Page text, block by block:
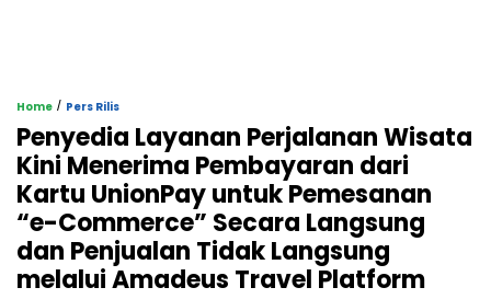
Home / Pers Rilis
Penyedia Layanan Perjalanan Wisata
Kini Menerima Pembayaran dari
Kartu UnionPay untuk Pemesanan
“e-Commerce” Secara Langsung
dan Penjualan Tidak Langsung
melalui Amadeus Travel Platform